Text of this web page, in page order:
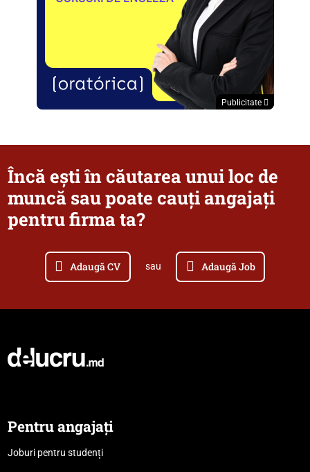
Publicitate
Încă ești în căutarea unui loc de
muncă sau poate cauți angajați
pentru firma ta?
Adaugă CV sau Adaugă Job
Pentru angajați
Joburi pentru studenți